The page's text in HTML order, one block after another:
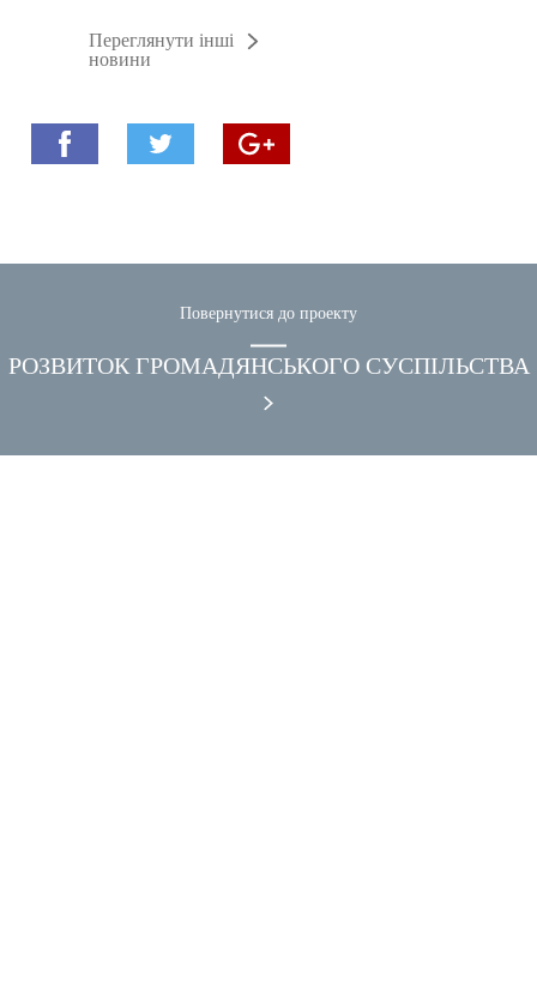
Переглянути інші
новини
Повернутися до проекту
РОЗВИТОК ГРОМАДЯНСЬКОГО СУСПІЛЬСТВА